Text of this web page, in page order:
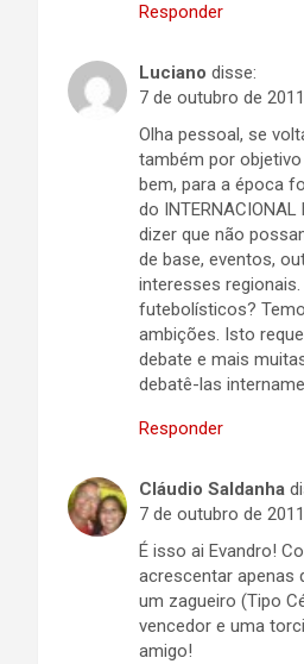
Responder
Luciano disse:
7 de outubro de
Olha pessoal, se
também por
bem, para a época
do
dizer que não
de base, eventos,
interesses
futebolísticos?
ambições. Isto
debate e mais
debatê-las
Responder
Cláudio Saldanha
7 de outubro de
É isso ai Evandro!
acrescentar apenas
um zagueiro (Tipo
vencedor e uma
amigo!